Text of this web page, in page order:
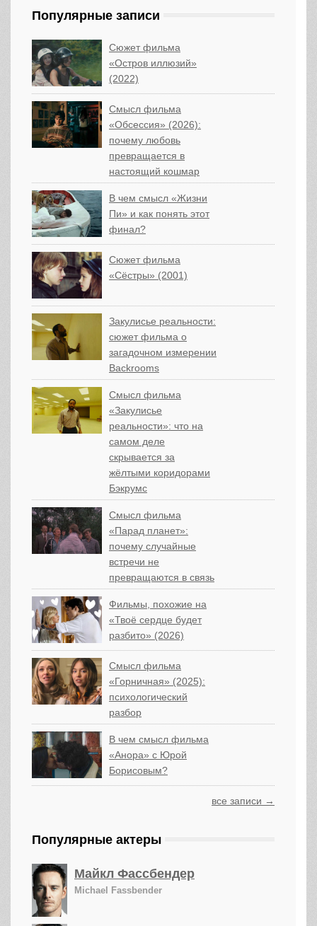
Популярные записи
Сюжет фильма
«Остров иллюзий»
(2022)
Смысл фильма
«Обсессия» (2026):
почему любовь
превращается в
настоящий кошмар
В чем смысл «Жизни
Пи» и как понять этот
финал?
Сюжет фильма
«Сёстры» (2001)
Закулисье реальности:
сюжет фильма о
загадочном измерении
Backrooms
Смысл фильма
«Закулисье
реальности»: что на
самом деле
скрывается за
жёлтыми коридорами
Бэкрумс
Смысл фильма
«Парад планет»:
почему случайные
встречи не
превращаются в связь
Фильмы, похожие на
«Твоё сердце будет
разбито» (2026)
Смысл фильма
«Горничная» (2025):
психологический
разбор
В чем смысл фильма
«Анора» с Юрой
Борисовым?
все записи →
Популярные актеры
Майкл Фассбендер
Michael Fassbender